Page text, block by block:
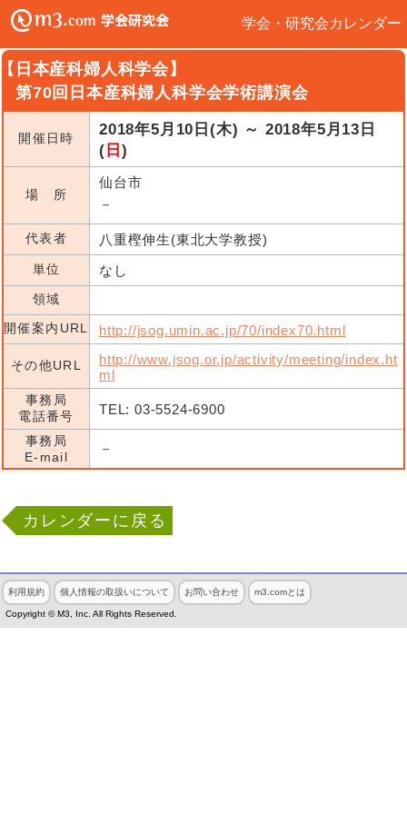
学会・研究会カレンダー
日本産科婦人科学会】
第70回日本産科婦人科学会学術講演会
開催日時
2018年5月10日(木) ～ 2018年5月13日
( 日 )
場 所
仙台市
－
代表者 八重樫伸生(東北大学教授)
単位 なし
領域
開催案内URL
http://jsog.umin.ac.jp/70/index70.html
その他URL
http://www.jsog.or.jp/activity/meeting/index.ht
ml
事務局
電話番号
TEL: 03-5524-6900
事務局
E-mail
－
カレンダーに戻る
利用規約 個人情報の取扱いについて お問い合わせ m3.comとは
Copyright © M3, Inc. All Rights Reserved.